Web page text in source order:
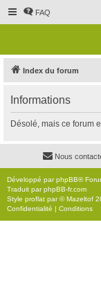
FAQ
Index du forum
Informations
Désolé, mais ce forum
Nous
Développé parphpBB®
Traduit parphpBB-fr.com
Style proflat par ©Mazeltof
Confidentialité | Conditions